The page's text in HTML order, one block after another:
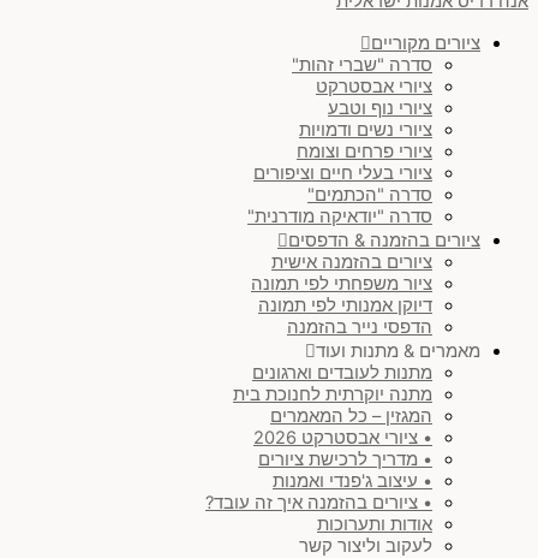
ציורים מקוריים
סדרה "שברי זהות"
ציורי אבסטרקט
ציורי נוף וטבע
ציורי נשים ודמויות
ציורי פרחים וצומח
ציורי בעלי חיים וציפורים
סדרה "הכתמים"
סדרה "יודאיקה מודרנית"
ציורים בהזמנה & הדפסים
ציורים בהזמנה אישית
ציור משפחתי לפי תמונה
דיוקן אמנותי לפי תמונה
הדפסי נייר בהזמנה
מאמרים & מתנות ועוד
מתנות לעובדים וארגונים
מתנה יוקרתית לחנוכת בית
המגזין – כל המאמרים
• ציורי אבסטרקט 2026
• מדריך לרכישת ציורים
• עיצוב ג'פנדי ואמנות
• ציורים בהזמנה איך זה עובד?
אודות ותערוכות
לעקוב וליצור קשר